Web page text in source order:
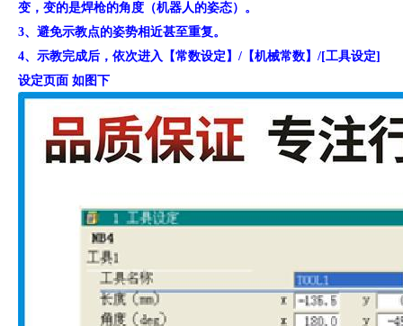
变，变的是焊枪的角度（机器人的姿态）。
3、避免示教点的姿势相近甚至重复。
4、示教完成后，依次进入【常数设定】/【机械常数】/[工具设定]
设定页面 如图下